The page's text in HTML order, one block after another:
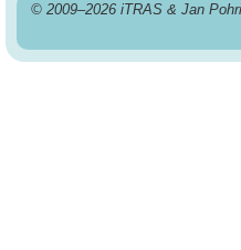
© 2009–2026 iTRAS & Jan